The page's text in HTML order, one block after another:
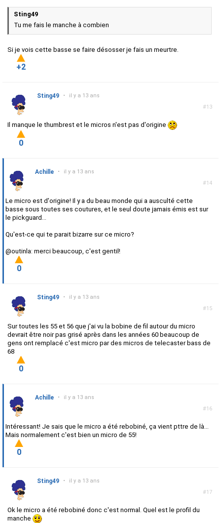
Sting49
Tu me fais le manche à combien
Si je vois cette basse se faire désosser je fais un meurtre.
+2
#13
Sting49 • il y a 13 ans
Il manque le thumbrest et le micros n'est pas d'origine
0
#14
Achille • il y a 13 ans
Le micro est d'origine! Il y a du beau monde qui a ausculté cette
basse sous toutes ses coutures, et le seul doute jamais émis est sur
le pickguard...
Qu'est-ce qui te parait bizarre sur ce micro?
@outinla: merci beaucoup, c'est gentil!
0
#15
Sting49 • il y a 13 ans
Sur toutes les 55 et 56 que j'ai vu la bobine de fil autour du micro
devrait être noir pas grisé après dans les années 60 beaucoup de
gens ont remplacé c'est micro par des micros de telecaster bass de
68
0
#16
Achille • il y a 13 ans
Intéressant! Je sais que le micro a été rebobiné, ça vient pttre de là...
Mais normalement c'est bien un micro de 55!
0
#17
Sting49 • il y a 13 ans
Ok le micro a été rebobiné donc c'est normal. Quel est le profil du
manche